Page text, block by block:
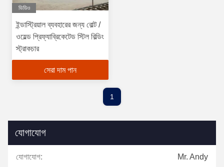
ভিডিও
ইন্ডাস্ট্রিয়াল ব্যবহারের জন্য বোল্ট /
ওয়েল্ড প্রিফ্যাব্রিকেটেড স্টিল বিল্ডিং
স্ট্রাকচার
সেরা দাম পান
1
যোগাযোগ
যোগাযোগ: Mr. Andy